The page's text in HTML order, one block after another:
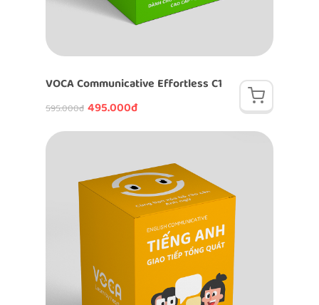
VOCA Communicative Effortless C1
595.000đ 495.000đ